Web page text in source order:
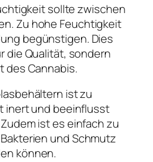
sollte zwischen
Zu hohe Feuchtigkeit
begünstigen. Dies
die Qualität, sondern
des Cannabis.
ist zu
inert und beeinflusst
ist es einfach zu
und Schmutz
können.